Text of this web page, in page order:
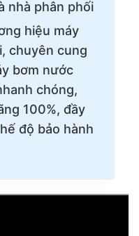
nhà phân phối
hiệu máy
chuyên cung
bơm nước
chóng,
100%, đầy
độ bảo hành